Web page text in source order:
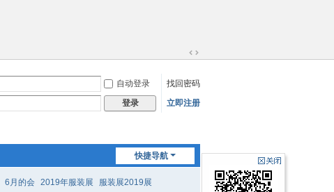
换
到
宽
自动登录
找回密码
登录 立即注册
快捷导航
6月的会 2019年服装展 服装展2019展